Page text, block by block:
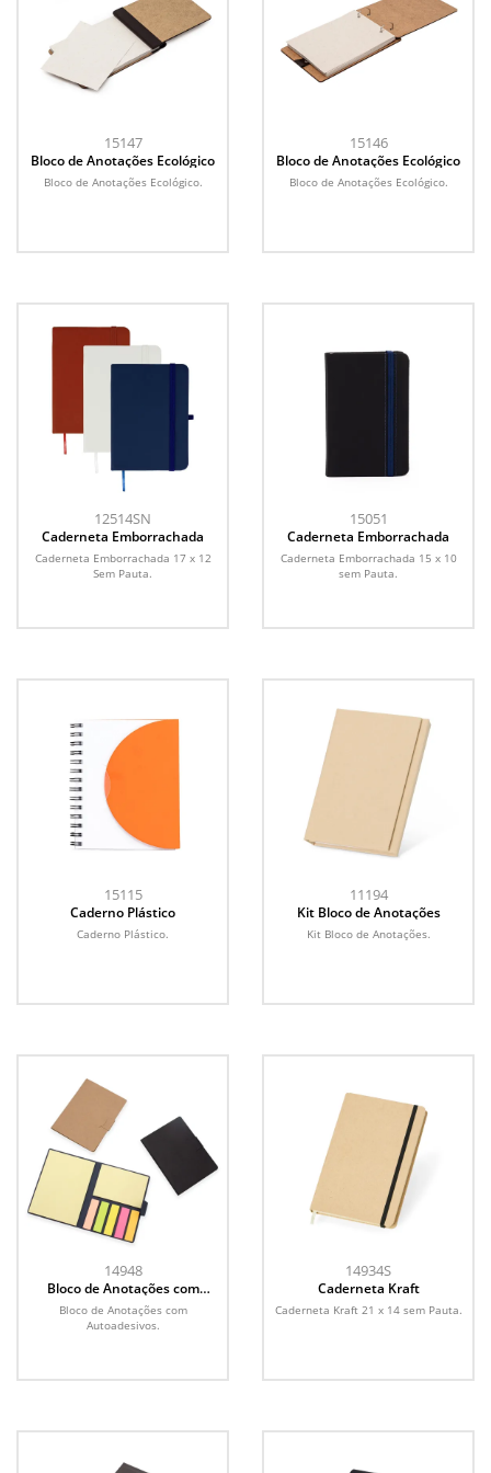
15147
Bloco de Anotações Ecológico
Bloco de Anotações Ecológico.
15146
Bloco de Anotações Ecológico
Bloco de Anotações Ecológico.
12514SN
Caderneta Emborrachada
Caderneta Emborrachada 17 x 12
Sem Pauta.
15051
Caderneta Emborrachada
Caderneta Emborrachada 15 x 10
sem Pauta.
15115
Caderno Plástico
Caderno Plástico.
11194
Kit Bloco de Anotações
Kit Bloco de Anotações.
14948
Bloco de Anotações com
Autoadesivos
Bloco de Anotações com
Autoadesivos.
14934S
Caderneta Kraft
Caderneta Kraft 21 x 14 sem Pauta.